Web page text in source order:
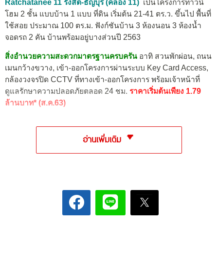
Ratchatanee 11 รังสิต-ธัญบุรี (คลอง 11) เป็นโครงการทาวน์
โฮม 2 ชั้น แบบบ้าน 1 แบบ ที่ดิน เริ่มต้น 21-41 ตร.ว. ขึ้นไป พื้นที่
ใช้สอย ประมาณ 100 ตร.ม. ฟังก์ชันบ้าน 3 ห้องนอน 3 ห้องน้ำ
จอดรถ 2 คัน บ้านพร้อมอยู่บางส่วนปี 2563
สิ่งอำนวยความสะดวกมาตรฐานครบครัน อาทิ สวนพักผ่อน, ถนน
เมนกว้างขวาง, เข้า-ออกโครงการผ่านระบบ Key Card Access,
กล้องวงจรปิด CCTV ที่ทางเข้า-ออกโครงการ พร้อมเจ้าหน้าที่
ดูแลรักษาความปลอดภัยตลอด 24 ชม. ราคาเริ่มต้นเพียง 1.79
ล้านบาท* (ส.ค.63)
อ่านเพิ่มเติม